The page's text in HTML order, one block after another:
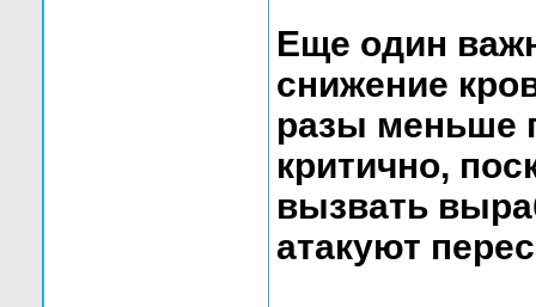
Еще один
снижение
разы меньше
критично,
вызвать
атакуют